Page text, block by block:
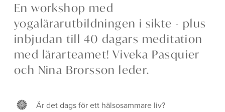
En workshop med
yogalärarutbildningen i sikte - plus
inbjudan till 40 dagars meditation
med lärarteamet! Viveka Pasquier
och Nina Brorsson leder.
Är det dags för ett hälsosammare liv?